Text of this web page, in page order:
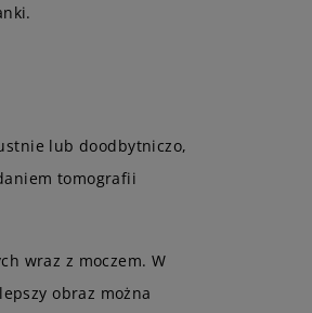
lub doodbytniczo,
tomografii
wraz z moczem. W
obraz można